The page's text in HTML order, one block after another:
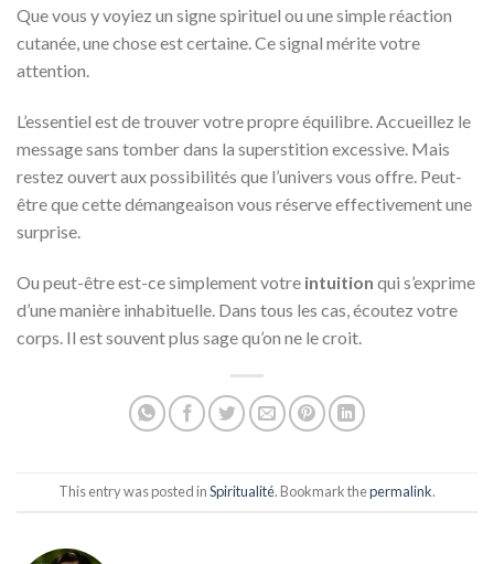
Que vous y voyiez un signe spirituel ou une simple réaction
cutanée, une chose est certaine. Ce signal mérite votre
attention.
L’essentiel est de trouver votre propre équilibre. Accueillez le
message sans tomber dans la superstition excessive. Mais
restez ouvert aux possibilités que l’univers vous offre. Peut-
être que cette démangeaison vous réserve effectivement une
surprise.
Ou peut-être est-ce simplement votre intuition qui s’exprime
d’une manière inhabituelle. Dans tous les cas, écoutez votre
corps. Il est souvent plus sage qu’on ne le croit.
This entry was posted inSpiritualité. Bookmark thepermalink.